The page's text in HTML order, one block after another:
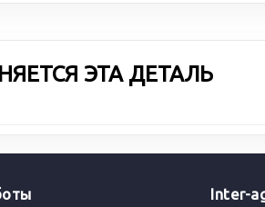
ЭТА ДЕТАЛЬ
Inter-